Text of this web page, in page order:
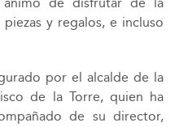
y regalos, e incluso
por el alcalde de la
de la Torre, quien ha
de su director,